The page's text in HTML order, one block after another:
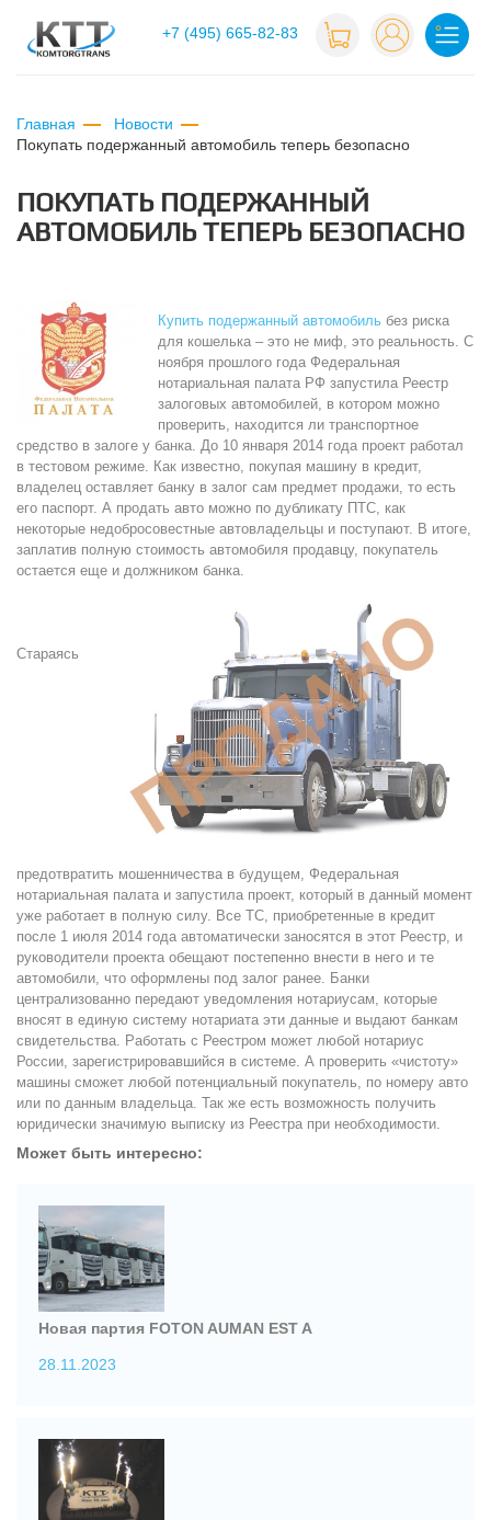
+7 (495) 665-82-83
Главная
Новости
покупать подержанный автомобиль теперь безопасно
ПОКУПАТЬ ПОДЕРЖАННЫЙ
АВТОМОБИЛЬ ТЕПЕРЬ БЕЗОПАСНО
Купить подержанный автомобиль без риска
для кошелька – это не миф, это реальность. С
ноября прошлого года Федеральная
нотариальная палата РФ запустила Реестр
залоговых автомобилей, в котором можно
проверить, находится ли транспортное
средство в залоге у банка. До 10 января 2014 года проект работал
в тестовом режиме. Как известно, покупая машину в кредит,
владелец оставляет банку в залог сам предмет продажи, то есть
его паспорт. А продать авто можно по дубликату ПТС, как
некоторые недобросовестные автовладельцы и поступают. В итоге,
заплатив полную стоимость автомобиля продавцу, покупатель
остается еще и должником банка.
Стараясь
предотвратить мошенничества в будущем, Федеральная
нотариальная палата и запустила проект, который в данный момент
уже работает в полную силу. Все ТС, приобретенные в кредит
после 1 июля 2014 года автоматически заносятся в этот Реестр, и
руководители проекта обещают постепенно внести в него и те
автомобили, что оформлены под залог ранее. Банки
централизованно передают уведомления нотариусам, которые
вносят в единую систему нотариата эти данные и выдают банкам
свидетельства. Работать с Реестром может любой нотариус
России, зарегистрировавшийся в системе. А проверить «чистоту»
машины сможет любой потенциальный покупатель, по номеру авто
или по данным владельца. Так же есть возможность получить
юридически значимую выписку из Реестра при необходимости.
Может быть интересно:
Новая партия FOTON AUMAN EST A
28.11.2023